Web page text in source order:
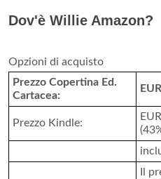
Dov'è Willie Amazon?
Opzioni di acquisto
Prezzo Copertina Ed.
Cartacea:
Prezzo Kindle:
Il